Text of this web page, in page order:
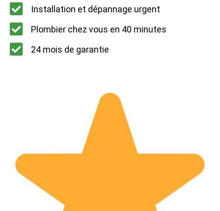
Installation et dépannage urgent
Plombier chez vous en 40 minutes
24 mois de garantie